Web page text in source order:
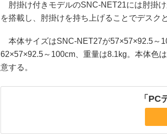
肘掛け付きモデルのSNC-NET21には肘掛
を搭載し、肘掛けを持ち上げることでデスク
本体サイズはSNC-NET27が57×57×92.5～
62×57×92.5～100cm、重量は8.1kg。本体色
意する。
「PC